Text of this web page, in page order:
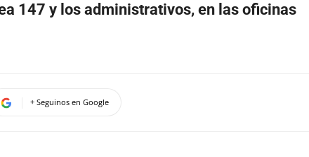
147 y los administrativos, en las oficinas
+ Seguinos en Google